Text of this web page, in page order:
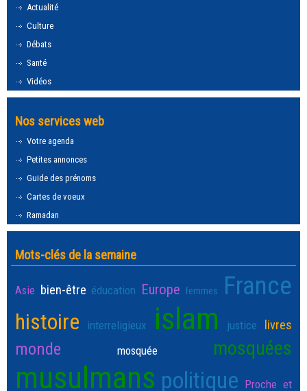
Actualité
Culture
Débats
Santé
Vidéos
Nos services web
Votre agenda
Petites annonces
Guide des prénoms
Cartes de voeux
Ramadan
Mots-clés de la semaine
Asie bien-être éducation Europe femmes France
histoire interreligieux islam justice livres
monde mosquée mosquées
musulmans politique Proche et